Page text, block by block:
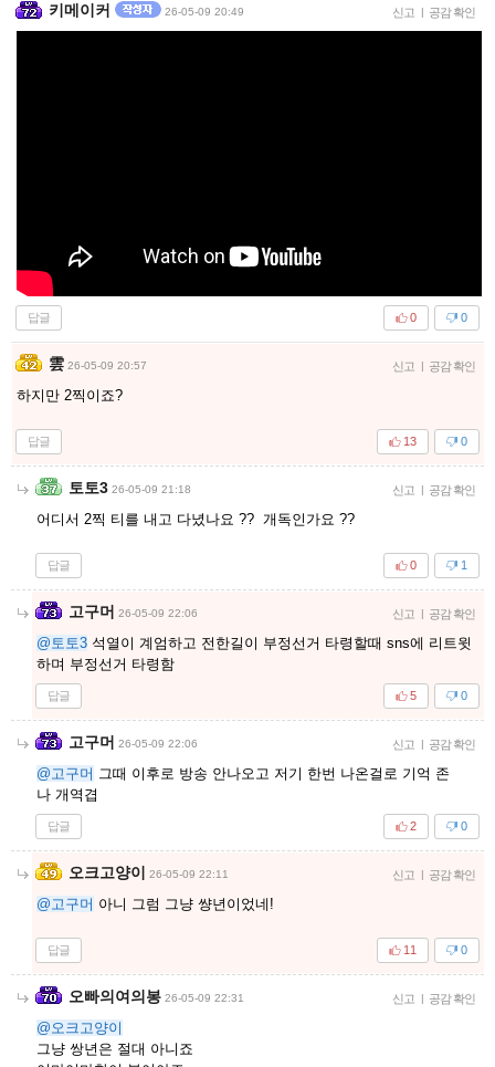
키메이커 26-05-09 20:49 신고 | 공감 확인
답글 0
0
雲 26-05-09 20:57 신고 | 공감 확인
하지만 2찍이죠?
답글 0
13
토토3 26-05-09 21:18 신고 | 공감 확인
어디서 2찍 티를 내고 다녔나요 ?? 개독인가요 ??
답글 1
0
고구머 26-05-09 22:06 신고 | 공감 확인
@토토3 석열이 계엄하고 전한길이 부정선거 타령할때 sns에 리트윗
하며 부정선거 타령함
답글 0
5
고구머 26-05-09 22:06 신고 | 공감 확인
@고구머 그때 이후로 방송 안나오고 저기 한번 나온걸로 기억 존
나 개역겹
답글 0
2
오크고양이 26-05-09 22:11 신고 | 공감 확인
@고구머 아니 그럼 그냥 썅년이었네!
답글 0
11
오빠의여의봉 26-05-09 22:31 신고 | 공감 확인
@오크고양이
그냥 쌍년은 절대 아니죠